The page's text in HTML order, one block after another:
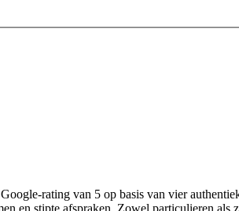
rating van 5 op basis van vier
en stipte afspraken. Zowel particulieren als